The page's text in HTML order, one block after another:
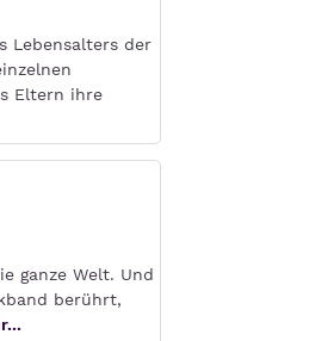
Lebensalters der
Eltern ihre
ganze Welt. Und
berührt,